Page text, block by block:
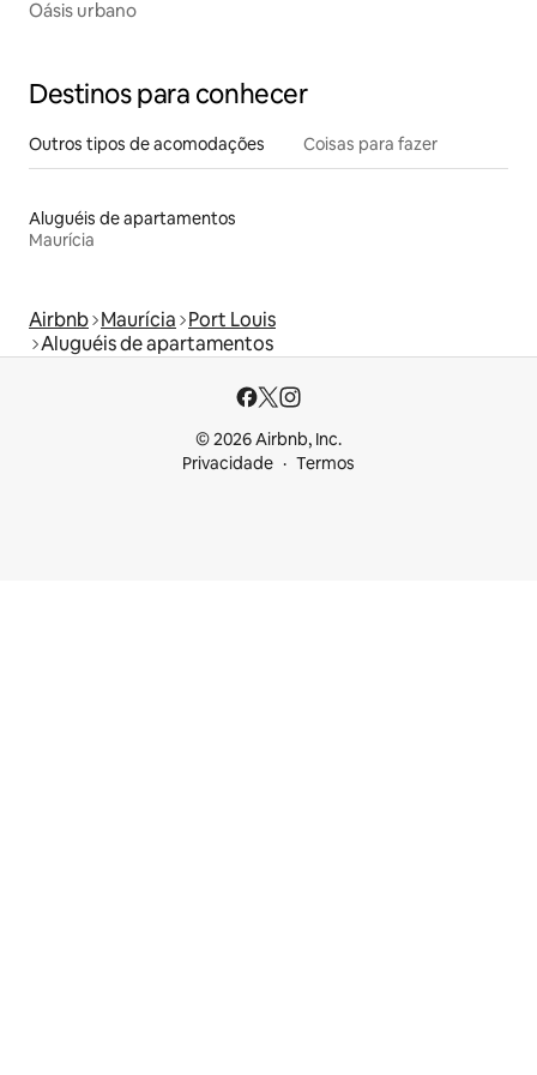
Oásis urbano
Destinos para conhecer
Outros tipos de acomodações Coisas para fazer
Aluguéis de apartamentos
Maurícia
Airbnb Maurícia Port Louis
Aluguéis de apartamentos
© 2026 Airbnb, Inc.
Privacidade
Termos